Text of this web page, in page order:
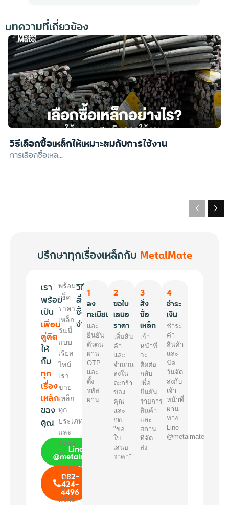
บทความที่เกี่ยวข้อง
วิธีเลือกซื้อเหล็กให้เหมาะสมกับการใช้งาน
การเลือกซื้อเหล...
ปรึกษาทุกเรื่องเหล็กกับ MetalMate
เรา
พร้อม
เป็น
เพื่อน
คู่คิด
ให้
กับ
ทุก
เรื่อง
เหล็ก
ของ
คุณ
Line
@metalmate
082-
424-
4496
พร้อม
เช็ค
ราคา
เหล็ก
วันนี้
แบบ
เรียล
ไทม์
เรา
ขาย
เหล็ก
ทุก
ประเภท
และ
จัดส่ง
ทั่ว
ประเทศ
และ
เรา
พร้อม
วิธี
สั่ง
ซื้อ
ง่ายๆ
1
ลง
ทะเบียน
และ
ยืนยัน
ตัวตน
ผ่าน
OTP
และ
ตั้ง
รหัส
ผ่าน
2
ขอใบ
เสนอ
ราคา
เพิ่มสิน
ค้า
และ
จำนวน
ลงใน
ตะกร้า
ของ
คุณ
และ
กด
"ขอ
ใบ
เสนอ
ราคา"
3
สั่ง
ซื้อ
เหล็ก
เจ้า
หน้าที่
จะ
ติดต่อ
กลับ
เพื่อ
ยืนยัน
รายการ
สินค้า
และ
สถาน
ที่จัด
ส่ง
4
ชำระ
เงิน
ชำระ
ค่า
สินค้า
และ
นัด
วันจัด
ส่งกับ
เจ้า
หน้าที่
ผ่าน
ทาง
Line
@metalmate